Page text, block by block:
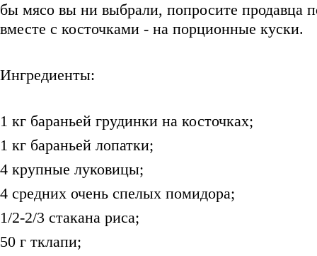
бы мясо вы ни выбрали, попросите продавца
вместе с косточками - на порционные куски.
Ингредиенты:
1 кг бараньей грудинки на косточках;
1 кг бараньей лопатки;
4 крупные луковицы;
4 средних очень спелых помидора;
1/2-2/3 стакана риса;
50 г тклапи;